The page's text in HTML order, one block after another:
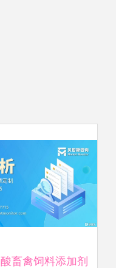
畜禽饲料添加剂